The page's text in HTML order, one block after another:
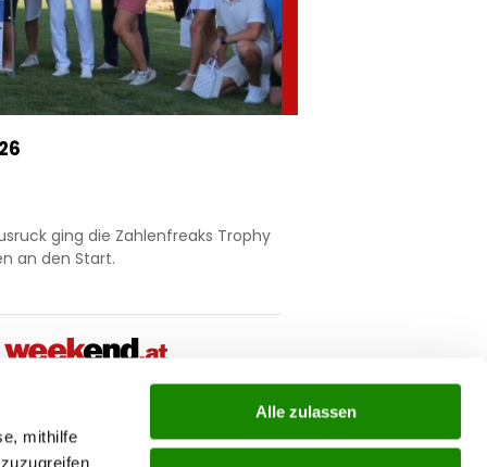
mithilfe
Alle zulassen
ging die Zahlenfreaks Trophy
an den Start.